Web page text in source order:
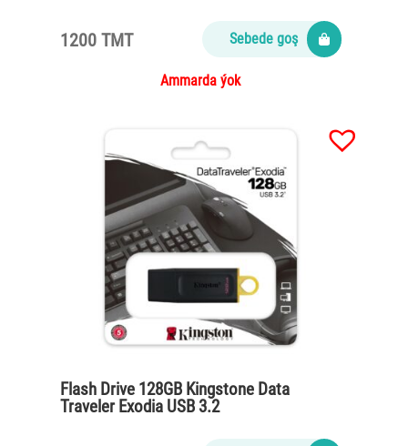
1200 TMT Sebede goş
Ammarda ýok
Flash Drive 128GB Kingstone Data
Traveler Exodia USB 3.2